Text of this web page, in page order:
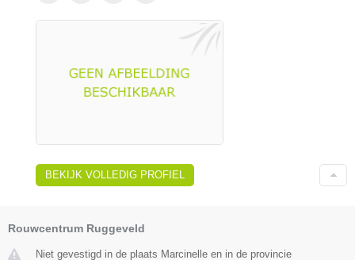
BEKIJK VOLLEDIG PROFIEL
Rouwcentrum Ruggeveld
Niet gevestigd in de plaats Marcinelle en in de provincie